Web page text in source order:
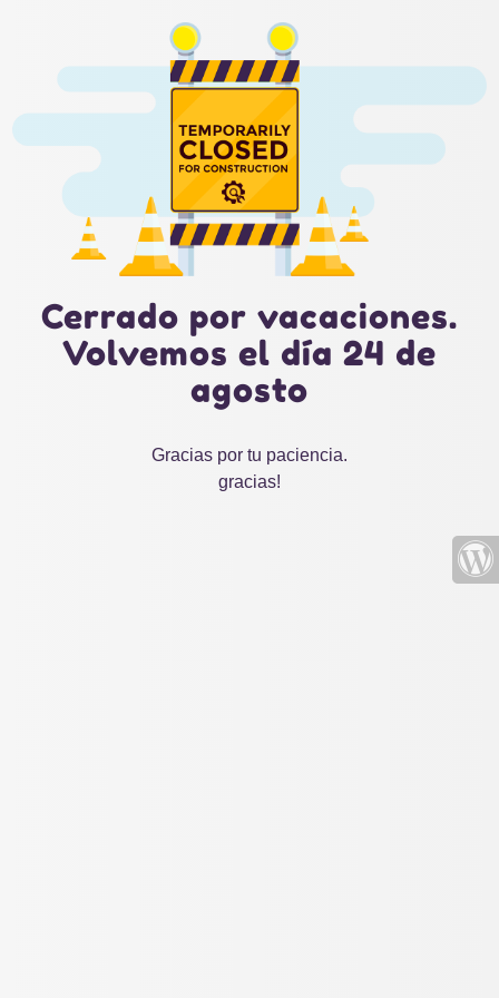
Cerrado por vacaciones.
Volvemos el día 24 de
agosto
Gracias por tu paciencia.
gracias!